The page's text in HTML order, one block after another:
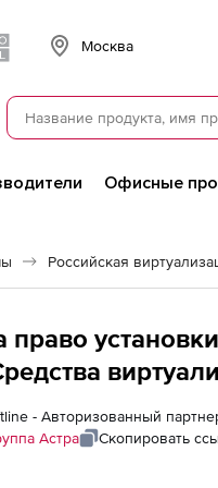
Москва
Офисные
право
Стандарт),
- Авторизованный
Астра Скопировать